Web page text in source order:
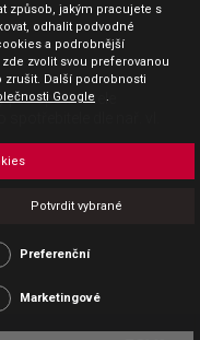
spotřebitele
způsob, jakým pracujete s
odhalit podvodné
a podrobnější
zvolit svou preferovanou
zrušit. Další podrobnosti
Google .
Potvrdit vybrané
Preferenční
Marketingové